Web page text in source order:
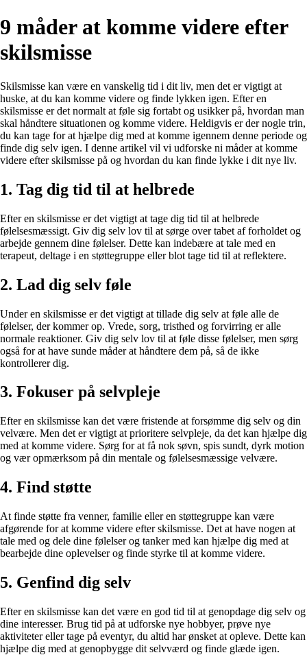
9 måder at komme videre efter
skilsmisse
Skilsmisse kan være en vanskelig tid i dit liv, men det er vigtigt at
huske, at du kan komme videre og finde lykken igen. Efter en
skilsmisse er det normalt at føle sig fortabt og usikker på, hvordan man
skal håndtere situationen og komme videre. Heldigvis er der nogle trin,
du kan tage for at hjælpe dig med at komme igennem denne periode og
finde dig selv igen. I denne artikel vil vi udforske ni måder at komme
videre efter skilsmisse på og hvordan du kan finde lykke i dit nye liv.
1. Tag dig tid til at helbrede
Efter en skilsmisse er det vigtigt at tage dig tid til at helbrede
følelsesmæssigt. Giv dig selv lov til at sørge over tabet af forholdet og
arbejde gennem dine følelser. Dette kan indebære at tale med en
terapeut, deltage i en støttegruppe eller blot tage tid til at reflektere.
2. Lad dig selv føle
Under en skilsmisse er det vigtigt at tillade dig selv at føle alle de
følelser, der kommer op. Vrede, sorg, tristhed og forvirring er alle
normale reaktioner. Giv dig selv lov til at føle disse følelser, men sørg
også for at have sunde måder at håndtere dem på, så de ikke
kontrollerer dig.
3. Fokuser på selvpleje
Efter en skilsmisse kan det være fristende at forsømme dig selv og din
velvære. Men det er vigtigt at prioritere selvpleje, da det kan hjælpe dig
med at komme videre. Sørg for at få nok søvn, spis sundt, dyrk motion
og vær opmærksom på din mentale og følelsesmæssige velvære.
4. Find støtte
At finde støtte fra venner, familie eller en støttegruppe kan være
afgørende for at komme videre efter skilsmisse. Det at have nogen at
tale med og dele dine følelser og tanker med kan hjælpe dig med at
bearbejde dine oplevelser og finde styrke til at komme videre.
5. Genfind dig selv
Efter en skilsmisse kan det være en god tid til at genopdage dig selv og
dine interesser. Brug tid på at udforske nye hobbyer, prøve nye
aktiviteter eller tage på eventyr, du altid har ønsket at opleve. Dette kan
hjælpe dig med at genopbygge dit selvværd og finde glæde igen.